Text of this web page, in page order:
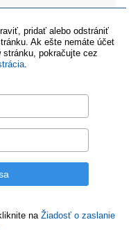
pridať alebo odstrániť
Ak ešte nemáte účet
pokračujte cez
.
naŽiadosť o zaslanie